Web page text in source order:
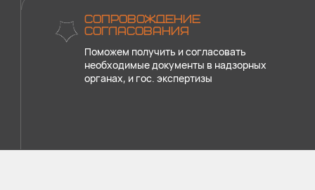
СОПРОВОЖДЕНИЕ
СОГЛАСОВАНИЯ
Поможем получить и согласовать
необходимые документы в надзорных
органах, и гос. экспертизы